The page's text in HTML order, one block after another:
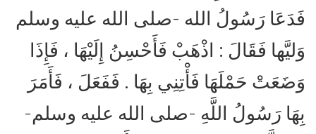
فَدَعَا رَسُولُ الله -صلى الله عليه وسلم
وَليَّها فَقَالَ : اذْهَبْ فَأَحْسِنُ إِلَيْهَا ، فَإِذَا
وَضَعَتْ حَمْلَهَا فَأْتِنِي بِهَا . فَفَعَلَ ، فَأَمَرَ
بِهَا رَسُولُ اللَّهِ -صلى الله عليه وسلم-